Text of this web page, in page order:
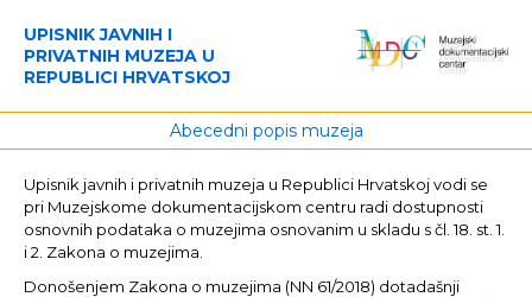
UPISNIK JAVNIH I
PRIVATNIH MUZEJA U
REPUBLICI HRVATSKOJ
Abecedni popis muzeja
Upisnik javnih i privatnih muzeja u Republici Hrvatskoj vodi se
pri Muzejskome dokumentacijskom centru radi dostupnosti
osnovnih podataka o muzejima osnovanim u skladu s čl. 18. st. 1.
i 2. Zakona o muzejima.
Donošenjem Zakona o muzejima (NN 61/2018) dotadašnji